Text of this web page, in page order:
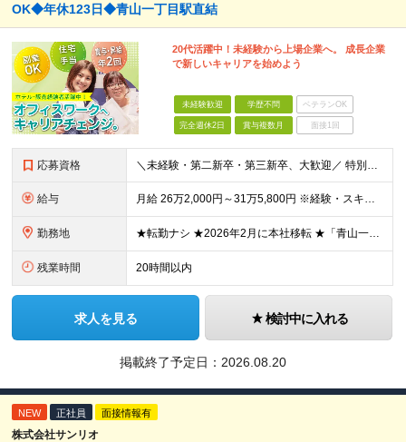
OK◆年休123日◆青山一丁目駅直結
20代活躍中！未経験から上場企業へ。 成長企業
で新しいキャリアを始めよう
未経験歓迎 学歴不問 ベテランOK
完全週休2日 賞与複数月 面接1回
応募資格 ＼未経験・第二新卒・第三新卒、大歓迎／ 特別なスキルや業界経験は一切問いません。 「新しいことに挑戦したい」「腰を据えて長く働きたい」── そんな気持ちを、私たちは何よりも大切にしています。 中
給与 月給 26万2,000円～31万5,800円 ※経験・スキルを考慮し、当社規定により決定いたします ※上記月給には固定残業代として30時間分（50,100円～61,300円）を含みます。超過分は別途全
勤務地 ★転勤ナシ ★2026年2月に本社移転 ★「青山一丁目駅」直結 ＜本社＞ 東京都港区南青山1-1-1 新青山ビル西館5階
残業時間 20時間以内
求人を見る 検討中に入れる
掲載終了予定日： 2026.08.20
NEW 正社員 面接情報有
株式会社サンリオ